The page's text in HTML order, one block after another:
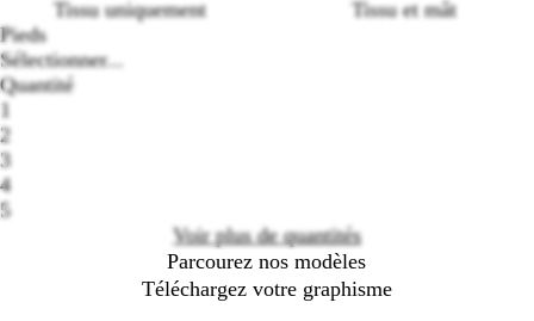
Tissu uniquement
Tissu et mât
Pieds
Sélectionner...
Quantité
1
2
3
4
5
Voir plus de quantités
Parcourez nos modèles
Téléchargez votre graphisme